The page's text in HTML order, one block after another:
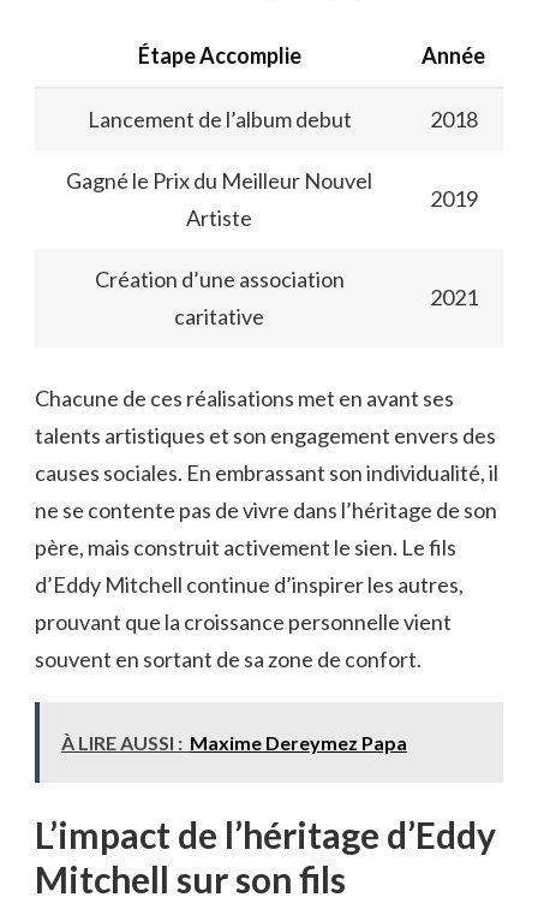
Étape Accomplie Année
Lancement de l’album debut 2018
Gagné le Prix du Meilleur Nouvel
Artiste
2019
Création d’une association
caritative
2021
Chacune de ces réalisations met en avant ses
talents artistiques et son engagement envers des
causes sociales. En embrassant son individualité, il
ne se contente pas de vivre dans l’héritage de son
père, mais construit activement le sien. Le fils
d’Eddy Mitchell continue d’inspirer les autres,
prouvant que la croissance personnelle vient
souvent en sortant de sa zone de confort.
À LIRE AUSSI : Maxime Dereymez Papa
L’impact de l’héritage d’Eddy
Mitchell sur son fils